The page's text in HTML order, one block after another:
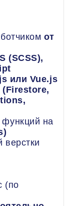
от
(SCSS),
или Vue.js
(Firestore,
на
(по